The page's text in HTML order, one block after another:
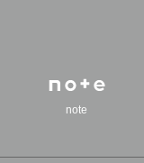
note